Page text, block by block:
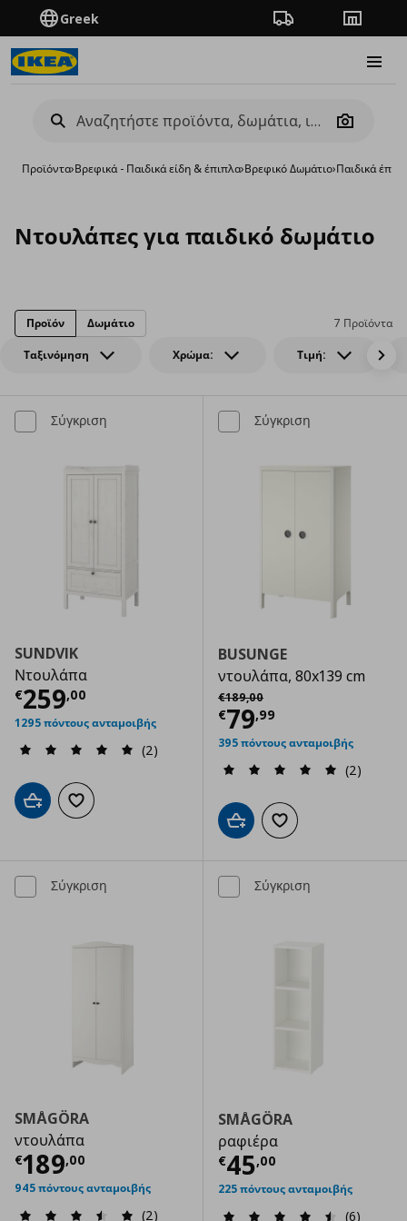
Greek Πορεία παραγγελίας
Camera
Προϊόντα›Βρεφικά - Παιδικά είδη & έπιπλα›Βρεφικό Δωμάτιο›Παιδικά
Ντουλάπες για παιδικό δωμάτιο
Ταξινόμηση Χρώμα: Τιμή:
7 Προϊόντα
Προϊόν Δωμάτιο
Σύγκριση
SUNDVIK
Ντουλάπα
€259,00
Τρέχουσα τιμή € 259,00
1295 πόντους ανταμοιβής
(2)
Προσθήκη στο καλάθι
Προσθήκη στα αγαπημένα
Σύγκριση
BUSUNGE
ντουλάπα, 80x139 cm
€189,00
Αρχική τιμή
€79,99
Τρέχουσα
395 πόντους ανταμοιβής
(2)
Προσθήκη στο καλάθι
Προσθήκη στα
Σύγκριση
SMÅGÖRA
ντουλάπα
€189,00
Τρέχουσα τιμή € 189,00
945 πόντους ανταμοιβής
(2)
Σύγκριση
SMÅGÖRA
ραφιέρα
€45,00
Τρέχουσα
225 πόντους ανταμοιβής
(6)